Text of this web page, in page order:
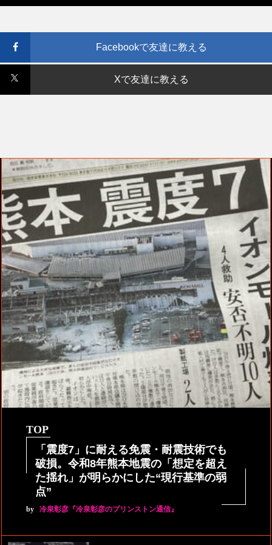
Facebookで友達に教える
Xで友達に教える
TOP
「震度7」に耐える免震・耐震技術でも
破損。令和8年熊本地震の「想定を超え
た揺れ」が明らかにした“現行基準の弱
点”
by 冷泉彰彦『冷泉彰彦のプリンストン通信』